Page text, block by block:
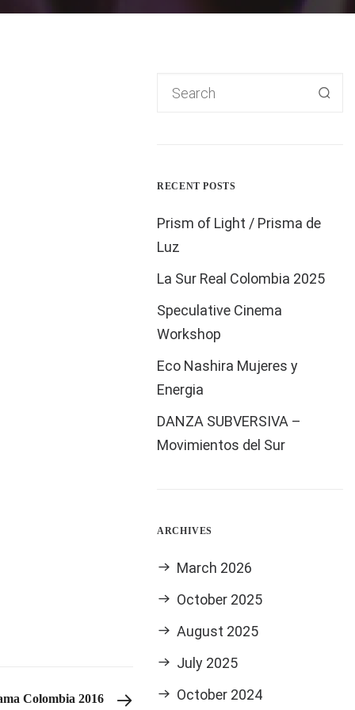
Colombia 2016
RECENT POSTS
Prism of Light / Prisma de
Luz
La Sur Real Colombia 2025
Speculative Cinema
Workshop
Eco Nashira Mujeres y
Energia
DANZA SUBVERSIVA –
Movimientos del Sur
ARCHIVES
March 2026
October 2025
August 2025
July 2025
October 2024